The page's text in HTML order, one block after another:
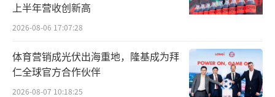
了更为具体的规定，从而涵盖各类线上推广和
营销形式，为更加有效地治理此类市场乱象提
供针对性指引。
直播间保健品何以“收割”老年人？
上半年营收创新高
2026-08-06 17:07:28
体育营销成光伏出海重地，隆基成为拜
仁全球官方合作伙伴
2026-08-07 10:18:25